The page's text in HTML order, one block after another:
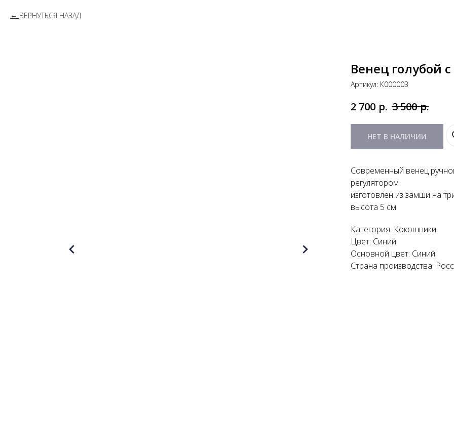
ВЕРНУТЬСЯ НАЗАД
Венец голубой
Артикул: К000003
2 700 р. 3 500 р.
НЕТ В НАЛИЧИИ
Современный венец
регулятором
изготовлен из замши на
высота 5 см
Категория: Кокошники
Цвет: Синий
Основной цвет: Синий
Страна производства: